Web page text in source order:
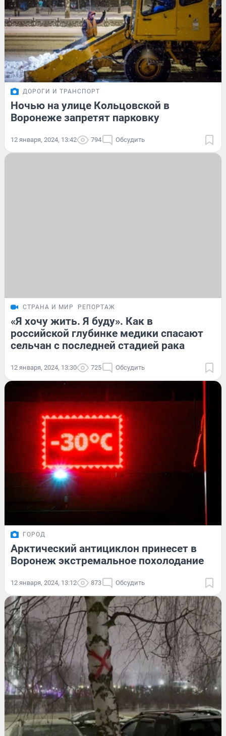
ДОРОГИ И ТРАНСПОРТ
Ночью на улице Кольцовской в
Воронеже запретят парковку
12 января, 2024, 13:42 794 Обсудить
СТРАНА И МИР РЕПОРТАЖ
«Я хочу жить. Я буду». Как в
российской глубинке медики спасают
сельчан с последней стадией рака
12 января, 2024, 13:30 725 Обсудить
ГОРОД
Арктический антициклон принесет в
Воронеж экстремальное похолодание
12 января, 2024, 13:12 873 Обсудить